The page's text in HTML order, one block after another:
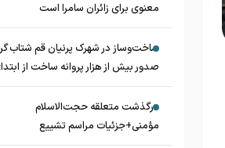
معنوی برای زائران سامرا است
ساخت‌وساز در شهرک پرنیان قم شتاب
صدور بیش از هزار پروانه ساخت از
درگذشت متعلقه حجت‌الاسلام
مؤمنی+جزئیات مراسم تشییع